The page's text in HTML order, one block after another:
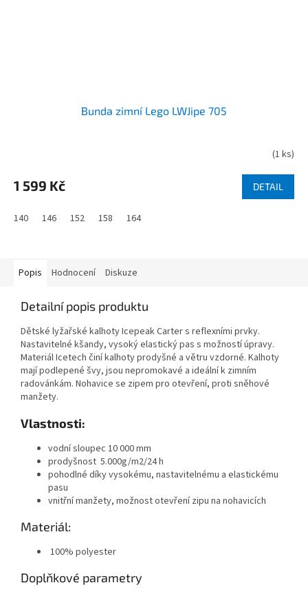
Bunda zimní Lego LWJipe 705
(1 ks)
1 599 Kč DETAIL
140 146 152 158 164
Popis Hodnocení Diskuze
Detailní popis produktu
Dětské lyžařské kalhoty Icepeak Carter s reflexními prvky.
Nastavitelné kšandy, vysoký elastický pas s možností úpravy.
Materiál Icetech činí kalhoty prodyšné a větru vzdorné. Kalhoty
mají podlepené švy, jsou nepromokavé a ideální k zimním
radovánkám. Nohavice se zipem pro otevření, proti sněhové
manžety.
Vlastnosti:
vodní sloupec 10 000 mm
prodyšnost 5.000g/m2/24 h
pohodlné díky vysokému, nastavitelnému a elastickému
pasu
vnitřní manžety, možnost otevření zipu na nohavicích
Materiál:
100% polyester
Doplňkové parametry